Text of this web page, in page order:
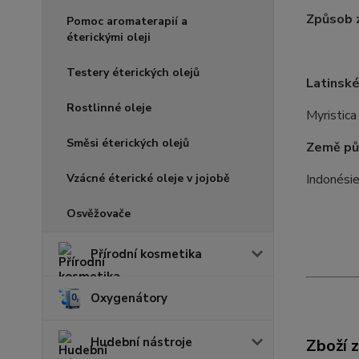
Pomoc aromaterapií a
éterickými oleji
Testery éterických olejů
Rostlinné oleje
Směsi éterických olejů
Vzácné éterické oleje v jojobě
Osvěžovače
Přírodní kosmetika
Oxygenátory
Hudební nástroje
Způsob
Země
Indonésie
Zboží